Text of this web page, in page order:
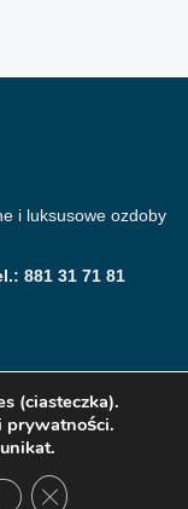
i luksusowe ozdoby
881 31 71 81
na ściany.
(ciasteczka).
prywatności.
ZAMKNIJ